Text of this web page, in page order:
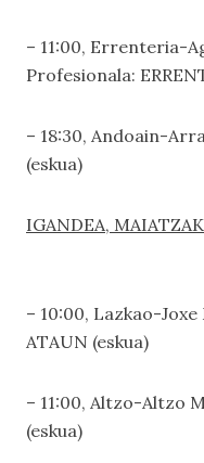
– 11:00, Errenteria-
Profesionala:
– 18:30, Andoain-
(eskua)
IGANDEA,
– 10:00, Lazkao-
ATAUN (eskua)
– 11:00, Altzo-Altzo
(eskua)